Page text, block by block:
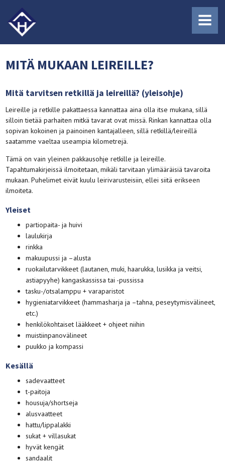
MENU
MITÄ MUKAAN LEIREILLE?
Mitä tarvitsen retkillä ja leireillä? (yleisohje)
Leireille ja retkille pakattaessa kannattaa aina olla itse mukana, sillä
silloin tietää parhaiten mitkä tavarat ovat missä. Rinkan kannattaa olla
sopivan kokoinen ja painoinen kantajalleen, sillä retkillä/leireillä
saatamme vaeltaa useampia kilometrejä.
Tämä on vain yleinen pakkausohje retkille ja leireille.
Tapahtumakirjeissä ilmoitetaan, mikäli tarvitaan ylimääräisiä tavaroita
mukaan. Puhelimet eivät kuulu leirivarusteisiin, ellei siitä erikseen
ilmoiteta.
Yleiset
partiopaita- ja huivi
laulukirja
rinkka
makuupussi ja –alusta
ruokailutarvikkeet (lautanen, muki, haarukka, lusikka ja veitsi,
astiapyyhe) kangaskassissa tai -pussissa
tasku-/otsalamppu + varaparistot
hygieniatarvikkeet (hammasharja ja –tahna, peseytymisvälineet,
etc.)
henkilökohtaiset lääkkeet + ohjeet niihin
muistiinpanovälineet
puukko ja kompassi
Kesällä
sadevaatteet
t-paitoja
housuja/shortseja
alusvaatteet
hattu/lippalakki
sukat + villasukat
hyvät kengät
sandaalit